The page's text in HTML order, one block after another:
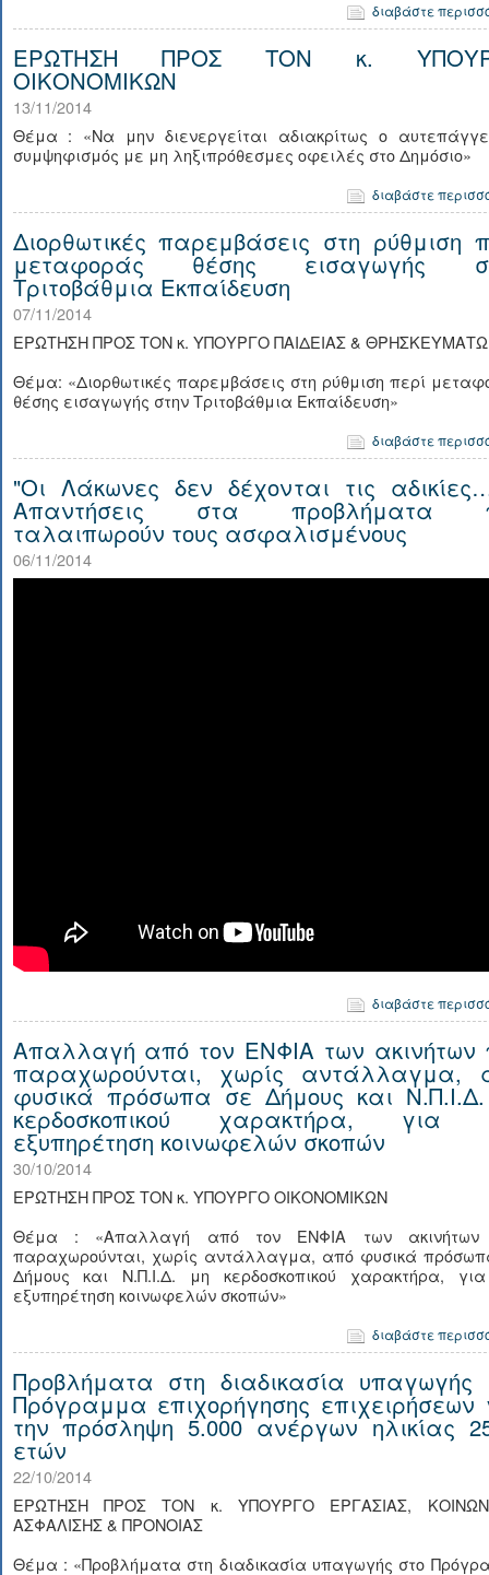
διαβάστε
ΕΡΩΤΗΣΗ ΠΡΟΣ ΤΟΝ κ.
ΟΙΚΟΝΟΜΙΚΩΝ
13/11/2014
Θέμα : «Να μην διενεργείται αδιακρίτως ο
συμψηφισμός με μη ληξιπρόθεσμες οφειλές στο Δημόσιο»
διαβάστε
Διορθωτικές παρεμβάσεις στη ρύθμιση
μεταφοράς θέσης εισαγωγής
Τριτοβάθμια Εκπαίδευση
07/11/2014
ΕΡΩΤΗΣΗ ΠΡΟΣ ΤΟΝ κ. ΥΠΟΥΡΓΟ ΠΑΙΔΕΙΑΣ &
Θέμα: «Διορθωτικές παρεμβάσεις στη ρύθμιση περί
θέσης εισαγωγής στην Τριτοβάθμια Εκπαίδευση»
διαβάστε
"Οι Λάκωνες δεν δέχονται τις
Απαντήσεις στα προβλήματα
ταλαιπωρούν τους ασφαλισμένους
06/11/2014
διαβάστε
Απαλλαγή από τον ΕΝΦΙΑ των ακινήτων
παραχωρούνται, χωρίς αντάλλαγμα,
φυσικά πρόσωπα σε Δήμους και
κερδοσκοπικού χαρακτήρα, για
εξυπηρέτηση κοινωφελών σκοπών
30/10/2014
ΕΡΩΤΗΣΗ ΠΡΟΣ ΤΟΝ κ. ΥΠΟΥΡΓΟ ΟΙΚΟΝΟΜΙΚΩΝ
Θέμα : «Απαλλαγή από τον ΕΝΦΙΑ των ακινήτων
παραχωρούνται, χωρίς αντάλλαγμα, από φυσικά
Δήμους και Ν.Π.Ι.Δ. μη κερδοσκοπικού χαρακτήρα,
εξυπηρέτηση κοινωφελών σκοπών»
διαβάστε
Προβλήματα στη διαδικασία υπαγωγής
Πρόγραμμα επιχορήγησης επιχειρήσεων
την πρόσληψη 5.000 ανέργων ηλικίας
ετών
22/10/2014
ΕΡΩΤΗΣΗ ΠΡΟΣ ΤΟΝ κ. ΥΠΟΥΡΓΟ ΕΡΓΑΣΙΑΣ,
ΑΣΦΑΛΙΣΗΣ & ΠΡΟΝΟΙΑΣ
Θέμα : «Προβλήματα στη διαδικασία υπαγωγής στο